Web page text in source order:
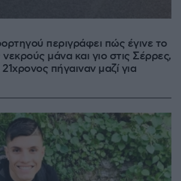
περιγράφει πώς έγινε το
μάνα και γιο στις Σέρρες,
πήγαιναν μαζί για